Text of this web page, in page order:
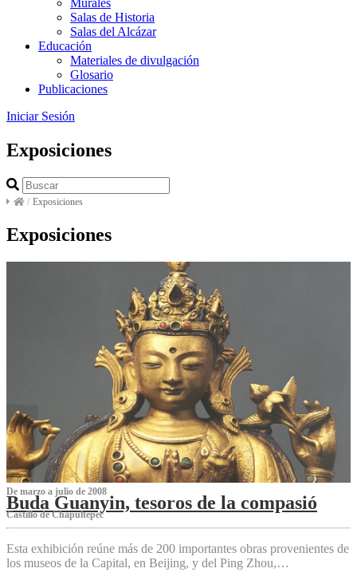
Murales
Salas de Historia
Salas del Alcázar
Educación
Materiales de divulgación
Glosario
Publicaciones
Iniciar Sesión
Exposiciones
/ Exposiciones
Exposiciones
De marzo a julio de 2008
Buda Guanyin, tesoros de la compasió
Castillo de Chapultepec
Esta exhibición reúne más de 200 importantes obras provenientes de
los museos de la Capital, en Beijing, y del Ping Zhou,…